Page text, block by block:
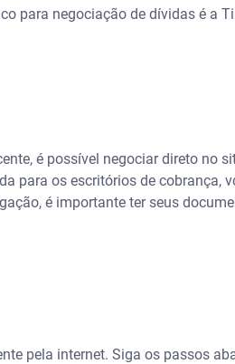
para negociação de dívidas é a
é possível negociar direto no
para os escritórios de cobrança,
é importante ter seus
pela internet. Siga os passos